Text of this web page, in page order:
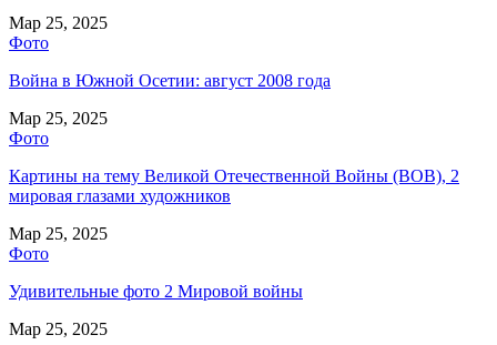
Мар 25, 2025
Фото
Война в Южной Осетии: август 2008 года
Мар 25, 2025
Фото
Картины на тему Великой Отечественной Войны (ВОВ), 2
мировая глазами художников
Мар 25, 2025
Фото
Удивительные фото 2 Мировой войны
Мар 25, 2025